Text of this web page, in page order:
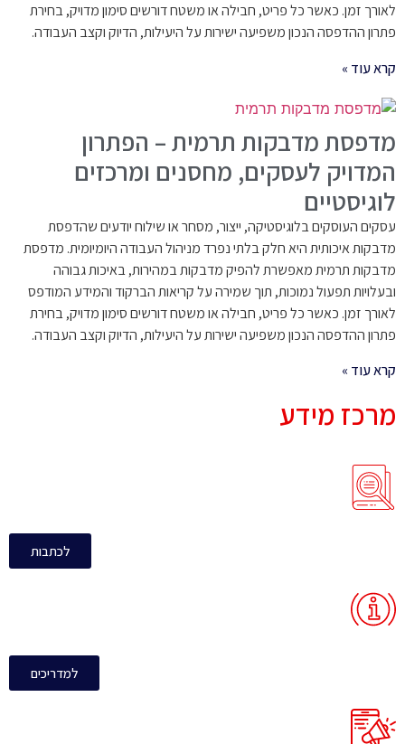
לאורך זמן. כאשר כל פריט, חבילה או משטח דורשים סימון מדויק, בחירת
פתרון ההדפסה הנכון משפיעה ישירות על היעילות, הדיוק וקצב העבודה.
קרא עוד »
מדפסת מדבקות תרמית – הפתרון
המדויק לעסקים, מחסנים ומרכזים
לוגיסטיים
עסקים העוסקים בלוגיסטיקה, ייצור, מסחר או שילוח יודעים שהדפסת
מדבקות איכותית היא חלק בלתי נפרד מניהול העבודה היומיומית. מדפסת
מדבקות תרמית מאפשרת להפיק מדבקות במהירות, באיכות גבוהה
ובעלויות תפעול נמוכות, תוך שמירה על קריאות הברקוד והמידע המודפס
לאורך זמן. כאשר כל פריט, חבילה או משטח דורשים סימון מדויק, בחירת
פתרון ההדפסה הנכון משפיעה ישירות על היעילות, הדיוק וקצב העבודה.
קרא עוד »
מרכז מידע
לכתבות
למדריכים